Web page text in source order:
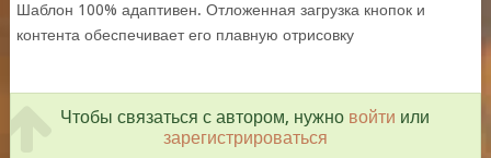
Шаблон 100% адаптивен. Отложенная загрузка кнопок и
контента обеспечивает его плавную отрисовку
Чтобы связаться с автором, нужно войти или
зарегистрироваться